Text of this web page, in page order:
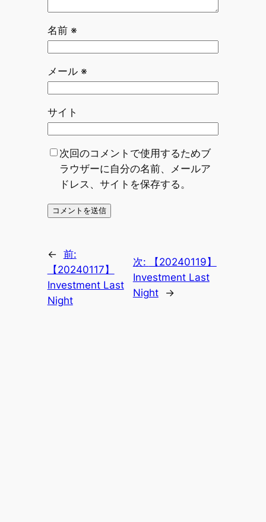
名前 ※
メール ※
サイト
次回のコメントで使用するためブ
ラウザーに自分の名前、メールア
ドレス、サイトを保存する。
← 前:
【20240117】
Investment Last
Night
次:
【20240119】
Investment Last
Night
→